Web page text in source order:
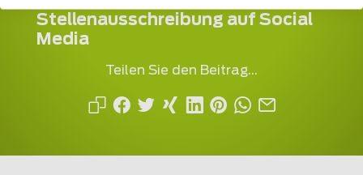
Stellenausschreibung auf Social
Media
Teilen Sie den Beitrag...